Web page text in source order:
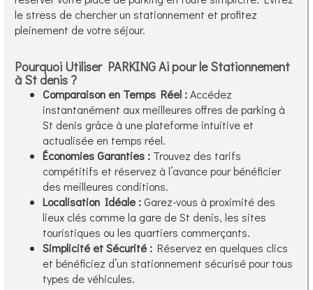
le stress de chercher un stationnement et profitez
pleinement de votre séjour.
Pourquoi Utiliser PARKING Ai pour le Stationnement
à St denis ?
Comparaison en Temps Réel :Accédez
instantanément aux meilleures offres de parking à
St denis grâce à une plateforme intuitive et
actualisée en temps réel.
Économies Garanties : Trouvez des tarifs
compétitifs et réservez à l’avance pour bénéficier
des meilleures conditions.
Localisation Idéale :Garez-vous à proximité des
lieux clés comme la gare de St denis, les sites
touristiques ou les quartiers commerçants.
Simplicité et Sécurité : Réservez en quelques clics
et bénéficiez d’un stationnement sécurisé pour tous
types de véhicules.